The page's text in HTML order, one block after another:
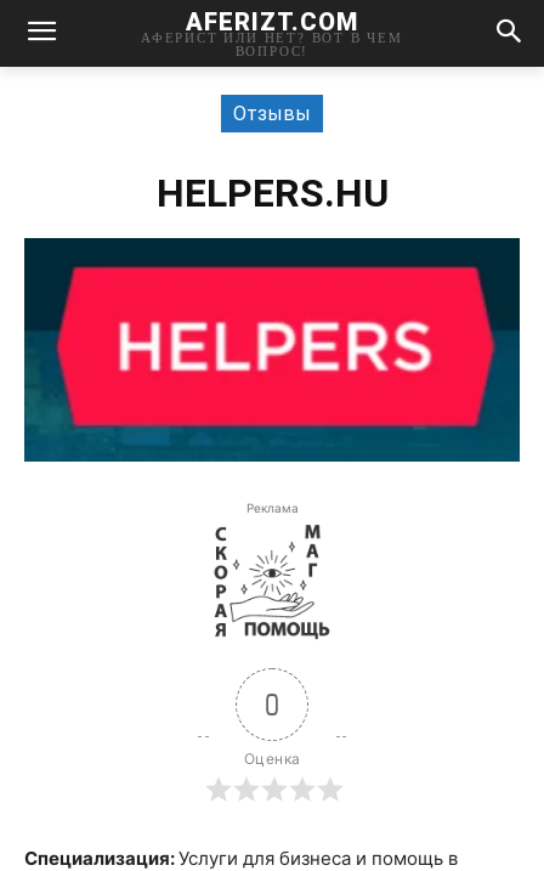
AFERIZT.COM
АФЕРИСТ ИЛИ НЕТ? ВОТ В ЧЕМ
ВОПРОС!
Отзывы
HELPERS.HU
Реклама
0
Оценка
Специализация:Услуги для бизнеса и помощь в